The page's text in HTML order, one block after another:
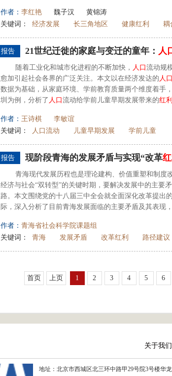
作者： 李红艳 魏子汉 黄锦涛
关键词：
经济发展 长三角地区 健康红利 耦
报告 21世纪迁徙的家庭与变迁的童年： 人
随着工业化和城市化进程的不断加快， 人口 流动规
愈加引起社会各界的广泛关注。本文以在经济发达的 人口
数据为基础，从家庭环境、学前教育质量两个维度着手
圳为例，分析了 人口 流动给学前儿童早期发展带来的红利
作者： 王诗棋 李敏谊
关键词：
人口流动 儿童早期发展 学前儿童
报告 现阶段青海的发展矛盾与实现“改革
青海现代发展历程也是理论建构、价值重塑和制度
经济与社会“双转型”的关键时期，要解决发展中的主要
路。本文围绕党的十八届三中全会就全面深化改革提出
际，深入分析了目前青海发展面临的主要矛盾及其表现
作者： 青海省社会科学院课题组
关键词：
青海 发展矛盾 改革红利 路径建议
首页 上页 1 2 3 4 5 6
关于我们
地址：北京市西城区北三环中路甲29号院3号楼华